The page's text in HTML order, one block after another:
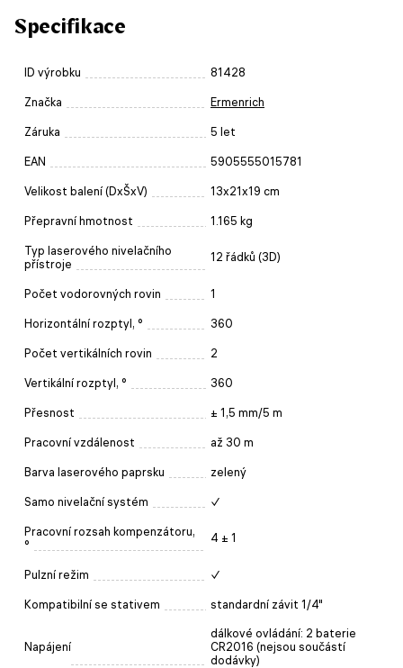
Specifikace
ID výrobku 81428
Značka Ermenrich
Záruka 5 let
EAN 5905555015781
Velikost balení (DxŠxV) 13x21x19 cm
Přepravní hmotnost 1.165 kg
Typ laserového nivelačního
přístroje
12 řádků (3D)
Počet vodorovných rovin 1
Horizontální rozptyl, ° 360
Počet vertikálních rovin 2
Vertikální rozptyl, ° 360
Přesnost ± 1,5 mm/5 m
Pracovní vzdálenost až 30 m
Barva laserového paprsku zelený
Samo nivelační systém ✓
Pracovní rozsah kompenzátoru,
°
4 ± 1
Pulzní režim ✓
Kompatibilní se stativem standardní závit 1/4"
Napájení
dálkové ovládání: 2 baterie
CR2016 (nejsou součástí
dodávky)